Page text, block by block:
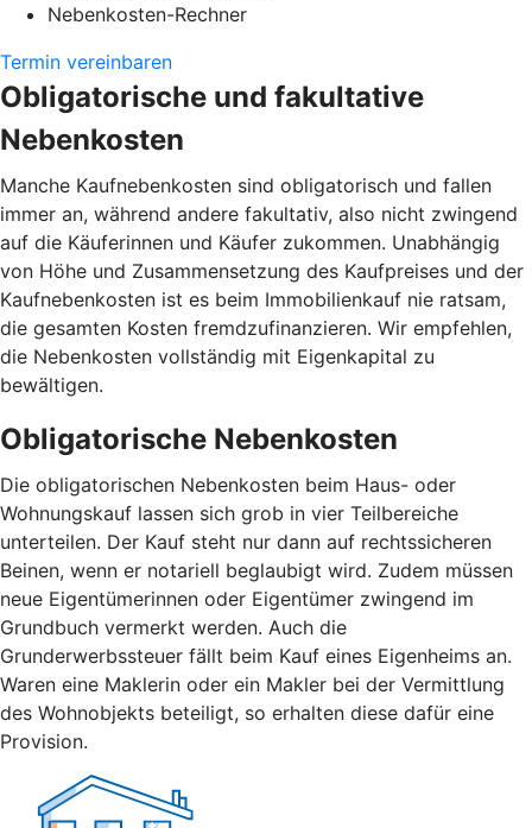
Nebenkosten-Rechner
Termin vereinbaren
Obligatorische und fakultative
Nebenkosten
Manche Kaufnebenkosten sind obligatorisch und fallen
immer an, während andere fakultativ, also nicht zwingend
auf die Käuferinnen und Käufer zukommen. Unabhängig
von Höhe und Zusammensetzung des Kaufpreises und der
Kaufnebenkosten ist es beim Immobilienkauf nie ratsam,
die gesamten Kosten fremdzufinanzieren. Wir empfehlen,
die Nebenkosten vollständig mit Eigenkapital zu
bewältigen.
Obligatorische Nebenkosten
Die obligatorischen Nebenkosten beim Haus- oder
Wohnungskauf lassen sich grob in vier Teilbereiche
unterteilen. Der Kauf steht nur dann auf rechtssicheren
Beinen, wenn er notariell beglaubigt wird. Zudem müssen
neue Eigentümerinnen oder Eigentümer zwingend im
Grundbuch vermerkt werden. Auch die
Grunderwerbssteuer fällt beim Kauf eines Eigenheims an.
Waren eine Maklerin oder ein Makler bei der Vermittlung
des Wohnobjekts beteiligt, so erhalten diese dafür eine
Provision.